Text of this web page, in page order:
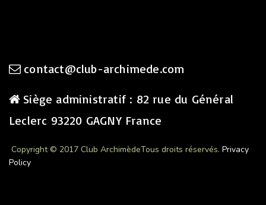
contact@club-archimede.com
Siège administratif : 82 rue du Général
Leclerc 93220 GAGNY France
Copyright © 2017 Club ArchimèdeTous droits réservés. Privacy
Policy